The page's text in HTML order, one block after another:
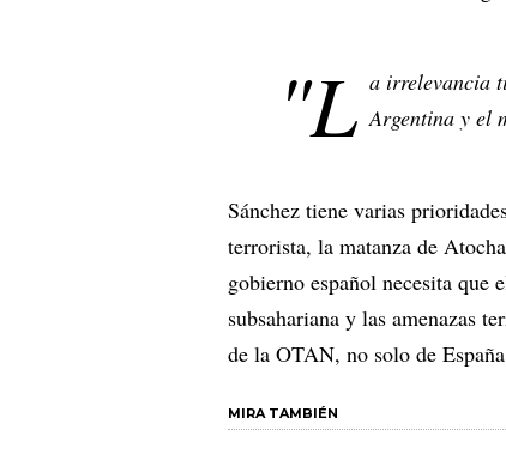
"L a irrelevancia
Argentina y el
Sánchez tiene varias
terrorista, la matanza de
gobierno español necesita
subsahariana y las amenazas
de la OTAN, no solo de
MIRA TAMBIÉN